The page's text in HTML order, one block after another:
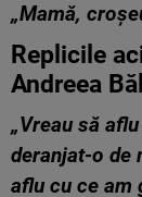
„Mamă,
Replicile
Andreea
„Vreau să
deranjat-o de
aflu cu ce am